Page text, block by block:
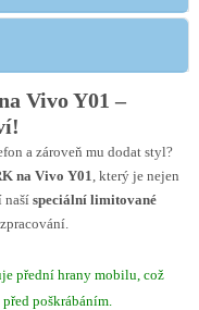
Vivo Y01 –
a zároveň mu dodat styl?
na Vivo Y01, který je nejen
naší speciální limitované
přední hrany mobilu, což
poškrábáním.